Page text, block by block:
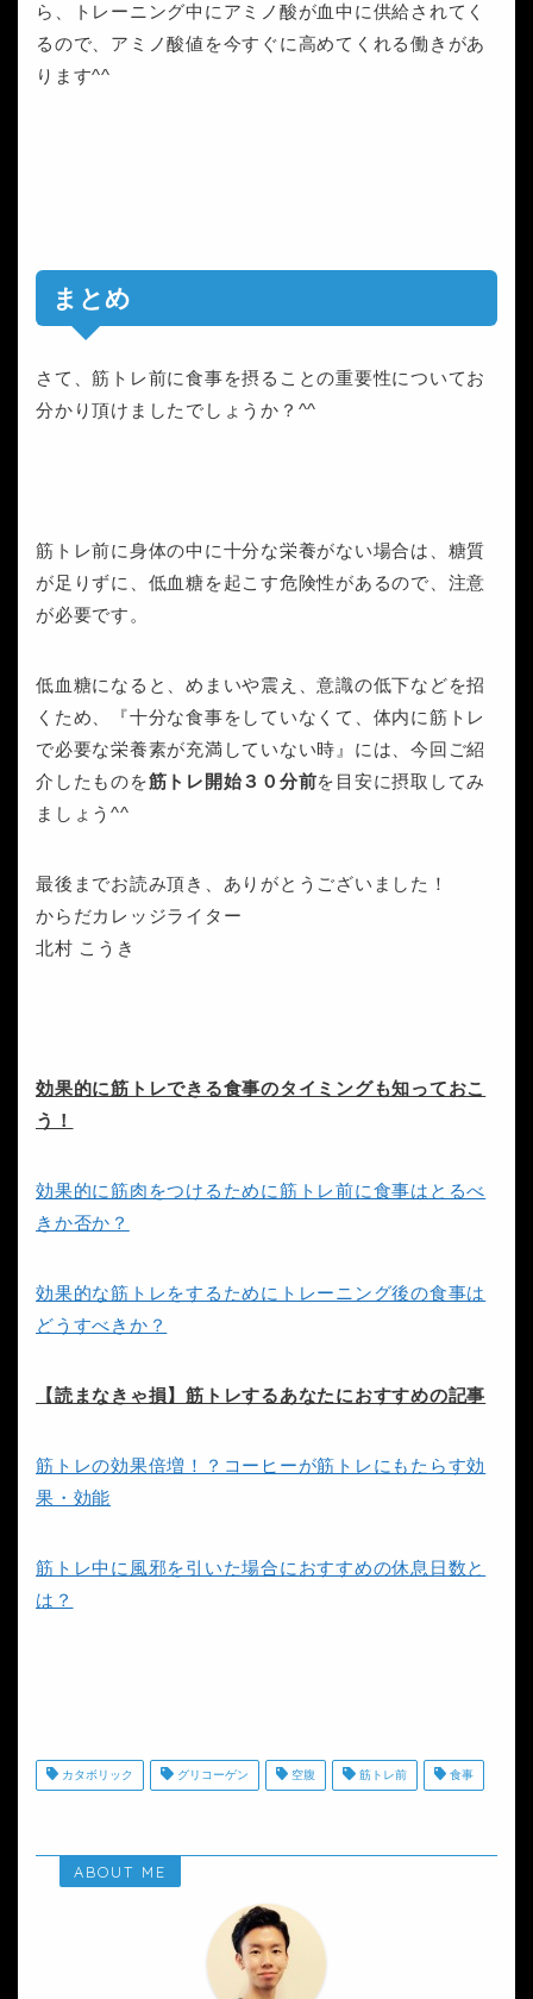
ら、トレーニング中にアミノ酸が血中に供給されてく
るので、アミノ酸値を今すぐに高めてくれる働きがあ
ります^^
まとめ
さて、筋トレ前に食事を摂ることの重要性についてお
分かり頂けましたでしょうか？^^
筋トレ前に身体の中に十分な栄養がない場合は、糖質
が足りずに、低血糖を起こす危険性があるので、注意
が必要です。
低血糖になると、めまいや震え、意識の低下などを招
くため、『十分な食事をしていなくて、体内に筋トレ
で必要な栄養素が充満していない時』には、今回ご紹
介したものを筋トレ開始３０分前を目安に摂取してみ
ましょう^^
最後までお読み頂き、ありがとうございました！
からだカレッジライター
北村 こうき
効果的に筋トレできる食事のタイミングも知っておこ
う！
効果的に筋肉をつけるために筋トレ前に食事はとるべ
きか否か？
効果的な筋トレをするためにトレーニング後の食事は
どうすべきか？
【読まなきゃ損】筋トレするあなたにおすすめの記事
筋トレの効果倍増！？コーヒーが筋トレにもたらす効
果・効能
筋トレ中に風邪を引いた場合におすすめの休息日数と
は？
カタボリック グリコーゲン 空腹 筋トレ前 食事
ABOUT ME